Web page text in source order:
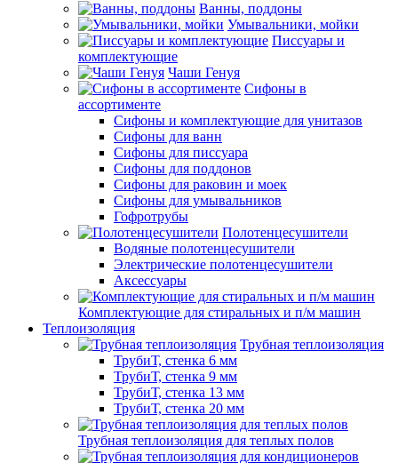
Ванны, поддоны
Умывальники, мойки
Писсуары и
комплектующие
Чаши Генуя
Сифоны в
ассортименте
Сифоны и комплектующие для унитазов
Сифоны для ванн
Сифоны для писсуара
Сифоны для поддонов
Сифоны для раковин и моек
Сифоны для умывальников
Гофротрубы
Полотенцесушители
Водяные полотенцесушители
Электрические полотенцесушители
Аксессуары
Комплектующие для стиральных и п/м машин
Теплоизоляция
Трубная теплоизоляция
ТрубиТ, стенка 6 мм
ТрубиТ, стенка 9 мм
ТрубиТ, стенка 13 мм
ТрубиТ, стенка 20 мм
Трубная теплоизоляция для теплых полов